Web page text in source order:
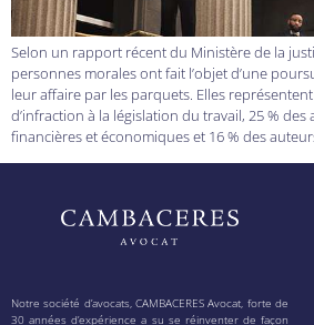
Selon un rapport récent du Ministère de la
personnes morales ont fait l’objet d’une
leur affaire par les parquets. Elles
d’infraction à la législation du travail, 25 % des
financières et économiques et 16 % des
Notre société d’avocats, CAMBACERES Avocat, forte de
30 années d’expérience a su se réinventer de façon